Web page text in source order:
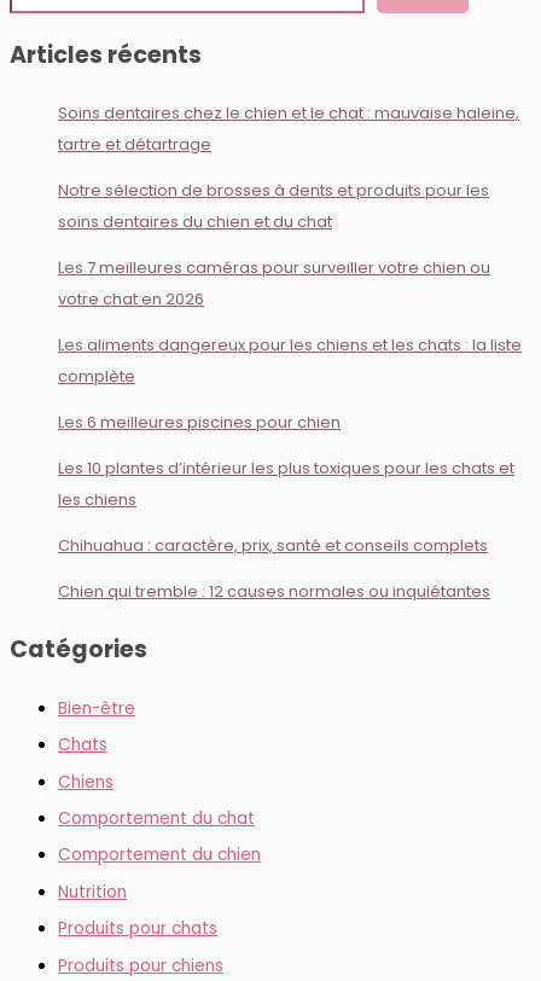
Articles récents
Soins dentaires chez le chien et le chat : mauvaise haleine,
tartre et détartrage
Notre sélection de brosses à dents et produits pour les
soins dentaires du chien et du chat
Les 7 meilleures caméras pour surveiller votre chien ou
votre chat en 2026
Les aliments dangereux pour les chiens et les chats : la liste
complète
Les 6 meilleures piscines pour chien
Les 10 plantes d’intérieur les plus toxiques pour les chats et
les chiens
Chihuahua : caractère, prix, santé et conseils complets
Chien qui tremble : 12 causes normales ou inquiétantes
Catégories
Bien-être
Chats
Chiens
Comportement du chat
Comportement du chien
Nutrition
Produits pour chats
Produits pour chiens